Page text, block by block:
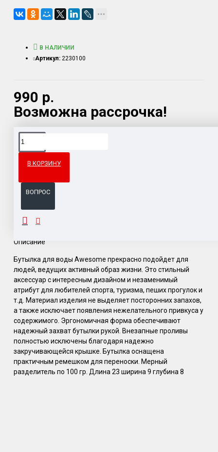
990 р.
Возможна рассрочка!
В НАЛИЧИИ
Артикул: 2230100
В КОРЗИНУ
ВОПРОС
Доставка товара по всему Таможенному союзу.
ОПИСАНИЕ
Описание
Бутылка для воды Awesome прекрасно подойдет для
людей, ведущих активный образ жизни. Это стильный
аксессуар с интересным дизайном и незаменимый
атрибут для любителей спорта, туризма, пеших прогулок и
т.д. Материал изделия не выделяет посторонних запахов,
а также исключает появления нежелательного привкуса у
содержимого. Эргономичная форма обеспечивают
надежный захват бутылки рукой. Внезапные проливы
полностью исключены благодаря надежно
закручивающейся крышке. Бутылка оснащена
практичным ремешком для переноски. Мерный
разделитель по 100 гр. Длина 23 ширина 9 глубина 8